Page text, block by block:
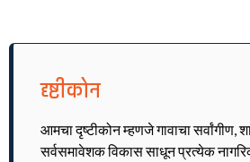
दृष्टीकोन
आमचा दृष्टीकोन म्हणजे गावाचा सर्वांगीण,
सर्वसमावेशक विकास साधून प्रत्येक